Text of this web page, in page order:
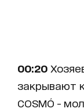
00:20
закрывают
COSMÓ -